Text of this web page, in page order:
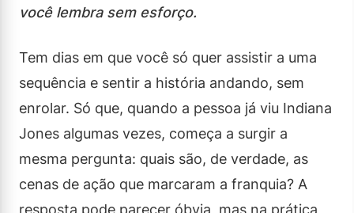
você lembra sem esforço.
Tem dias em que você só quer assistir a uma
sequência e sentir a história andando, sem
enrolar. Só que, quando a pessoa já viu Indiana
Jones algumas vezes, começa a surgir a
mesma pergunta: quais são, de verdade, as
cenas de ação que marcaram a franquia? A
resposta pode parecer óbvia, mas na prática